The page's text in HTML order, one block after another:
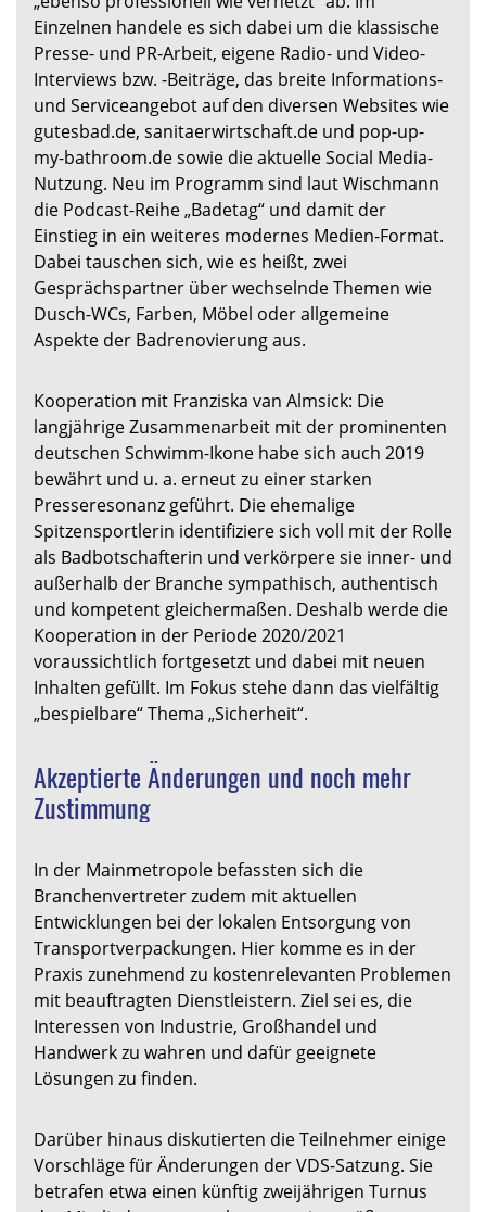
Einzelnen handele es sich dabei um die klassische
Presse- und PR-Arbeit, eigene Radio- und Video-
Interviews bzw. -Beiträge, das breite Informations-
und Serviceangebot auf den diversen Websites wie
gutesbad.de, sanitaerwirtschaft.de und pop-up-
my-bathroom.de sowie die aktuelle Social Media-
Nutzung. Neu im Programm sind laut Wischmann
die Podcast-Reihe „Badetag“ und damit der
Einstieg in ein weiteres modernes Medien-Format.
Dabei tauschen sich, wie es heißt, zwei
Gesprächspartner über wechselnde Themen wie
Dusch-WCs, Farben, Möbel oder allgemeine
Aspekte der Badrenovierung aus.
Kooperation mit Franziska van Almsick: Die
langjährige Zusammenarbeit mit der prominenten
deutschen Schwimm-Ikone habe sich auch 2019
bewährt und u. a. erneut zu einer starken
Presseresonanz geführt. Die ehemalige
Spitzensportlerin identifiziere sich voll mit der Rolle
als Badbotschafterin und verkörpere sie inner- und
außerhalb der Branche sympathisch, authentisch
und kompetent gleichermaßen. Deshalb werde die
Kooperation in der Periode 2020/2021
voraussichtlich fortgesetzt und dabei mit neuen
Inhalten gefüllt. Im Fokus stehe dann das vielfältig
„bespielbare“ Thema „Sicherheit“.
Akzeptierte Änderungen und noch mehr
Zustimmung
In der Mainmetropole befassten sich die
Branchenvertreter zudem mit aktuellen
Entwicklungen bei der lokalen Entsorgung von
Transportverpackungen. Hier komme es in der
Praxis zunehmend zu kostenrelevanten Problemen
mit beauftragten Dienstleistern. Ziel sei es, die
Interessen von Industrie, Großhandel und
Handwerk zu wahren und dafür geeignete
Lösungen zu finden.
Darüber hinaus diskutierten die Teilnehmer einige
Vorschläge für Änderungen der VDS-Satzung. Sie
betrafen etwa einen künftig zweijährigen Turnus